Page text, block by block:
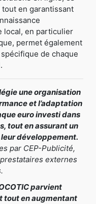
en garantissant
local, en particulier
permet également
de chaque
une organisation
et l’adaptation
euro investi dans
tout en assurant un
développement.
par CEP-Publicité,
externes
parvient
tout en augmentant